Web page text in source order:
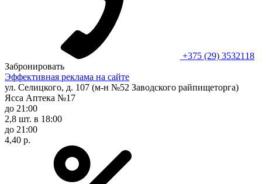
+375 (29) 3532118
Забронировать
Эффективная реклама на сайте
ул. Селицкого, д. 107 (м-н №52 Заводского райпищеторга)
Ясса Аптека №17
до 21:00
2,8 шт. в 18:00
до 21:00
4,40 р.